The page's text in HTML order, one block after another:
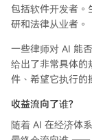
包括软件开发者。
研和法律从业者。
一些律师对 AI 能
给出了非常具体的
件、希望它执行的
收益流向了谁?
随着 AI 在经济体